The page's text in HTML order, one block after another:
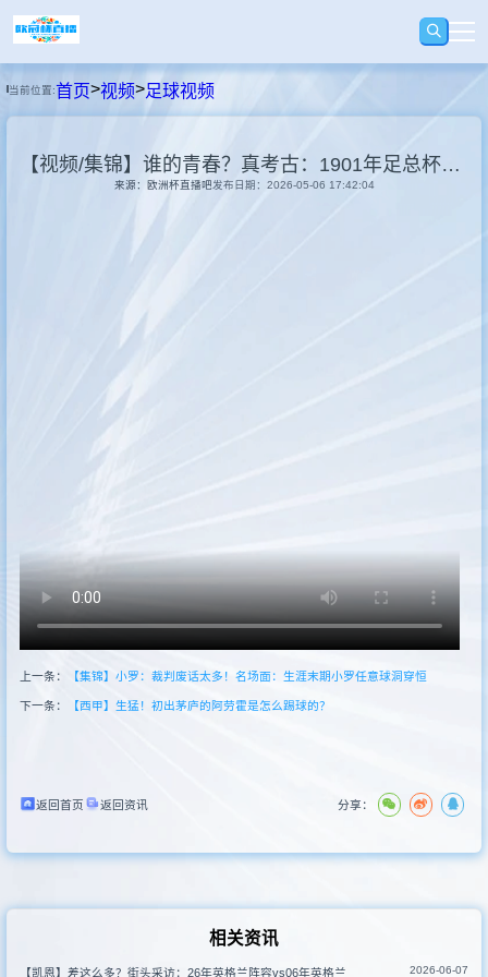
足球
当前位置:首页>视频>足球视频
【视频/集锦】谁的青春？真考古：1901年足总杯，纽卡斯尔vs利物浦！
来源：欧洲杯直播吧发布日期：2026-05-06 17:42:04
上一条： 【集锦】小罗：裁判废话太多！名场面：生涯末期小罗任意球洞穿恒
下一条： 【西甲】生猛！初出茅庐的阿劳霍是怎么踢球的？
返回首页 返回资讯 分享：
相关资讯
【凯恩】差这么多？街头采访：26年英格兰阵容vs06年英格兰 2026-06-07